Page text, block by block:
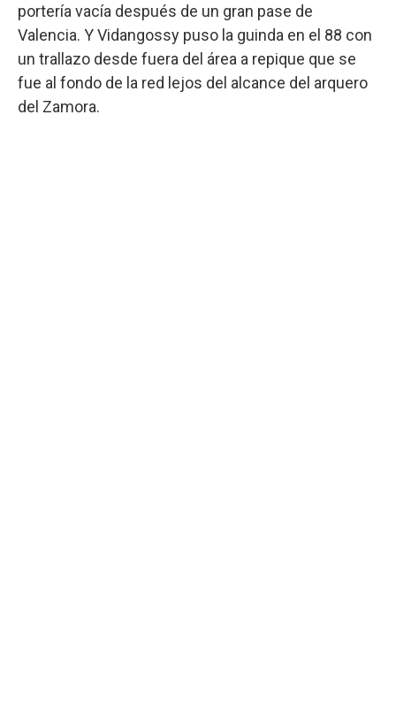
portería vacía después de un gran pase de
Valencia. Y Vidangossy puso la guinda en el 88 con
un trallazo desde fuera del área a repique que se
fue al fondo de la red lejos del alcance del arquero
del Zamora.